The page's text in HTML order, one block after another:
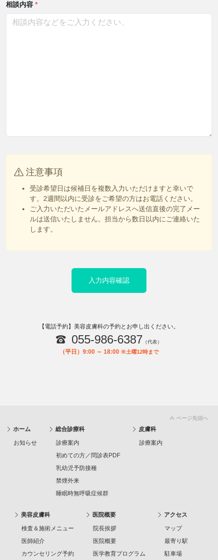
相談内容 *
注意事項
受診希望日は候補日を複数入力いただけますと幸いで
す。2週間以内に受診をご希望の方はお電話ください。
ご入力いただいたメールアドレスへ送信直後の完了メー
ルは送信いたしません。担当から数日以内にご連絡いた
します。
入力内容確認
【電話予約】美容皮膚科の予約とお申し出ください。
055-986-6387 （代表）
（平日）9:00 ～ 18:00 ※土曜12時まで
ページ先頭へ
ホーム
お知らせ
総合診療科
診療案内
初めての方／問診表PDF
乳幼児予防接種
禁煙外来
睡眠時無呼吸症候群
皮膚科
診療案内
美容皮膚科
検査＆施術メニュー
医師紹介
カウンセリング予約
医院概要
院長挨拶
医院概要
医学教育プログラム
アクセス
マップ
最寄り駅
駐車場